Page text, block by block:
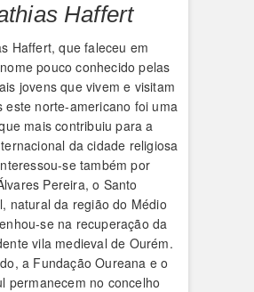
Haffert
Haffert, que faleceu em
pouco conhecido pelas
jovens que vivem e visitam
este norte-americano foi uma
mais contribuiu para a
da cidade religiosa
se também por
Pereira, o Santo
natural da região do Médio
se na recuperação da
vila medieval de Ourém.
a Fundação Oureana e o
permanecem no concelho